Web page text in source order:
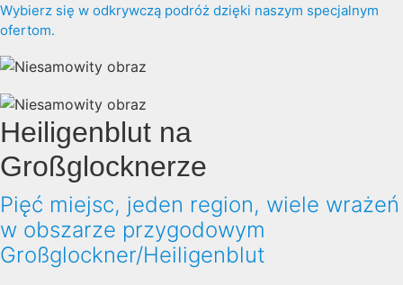
Wybierz się w odkrywczą podróż dzięki naszym specjalnym
ofertom.
Heiligenblut na
Großglocknerze
Pięć miejsc, jeden region, wiele wrażeń
w obszarze przygodowym
Großglockner/Heiligenblut